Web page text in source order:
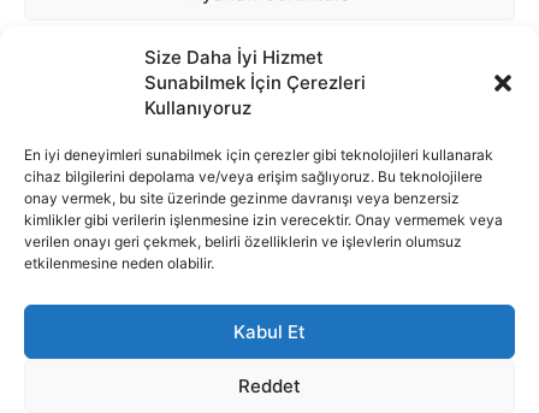
Size Daha İyi Hizmet
Sunabilmek İçin Çerezleri
Kullanıyoruz
En iyi deneyimleri sunabilmek için çerezler gibi teknolojileri kullanarak
cihaz bilgilerini depolama ve/veya erişim sağlıyoruz. Bu teknolojilere
onay vermek, bu site üzerinde gezinme davranışı veya benzersiz
kimlikler gibi verilerin işlenmesine izin verecektir. Onay vermemek veya
verilen onayı geri çekmek, belirli özelliklerin ve işlevlerin olumsuz
etkilenmesine neden olabilir.
Kabul Et
Reddet
İnternet portalımızda yer alan tüm haber metini, resim ve benzeri
içeriğin hakları Sigortamedya Yayıncılık A.Ş.'ye aittir. Hiçbir şekilde
basılı ya da elektronik bir ortamda, kaynak gösterilse bile izin
e-Mail Adresimiz: info@sigortamedia.com